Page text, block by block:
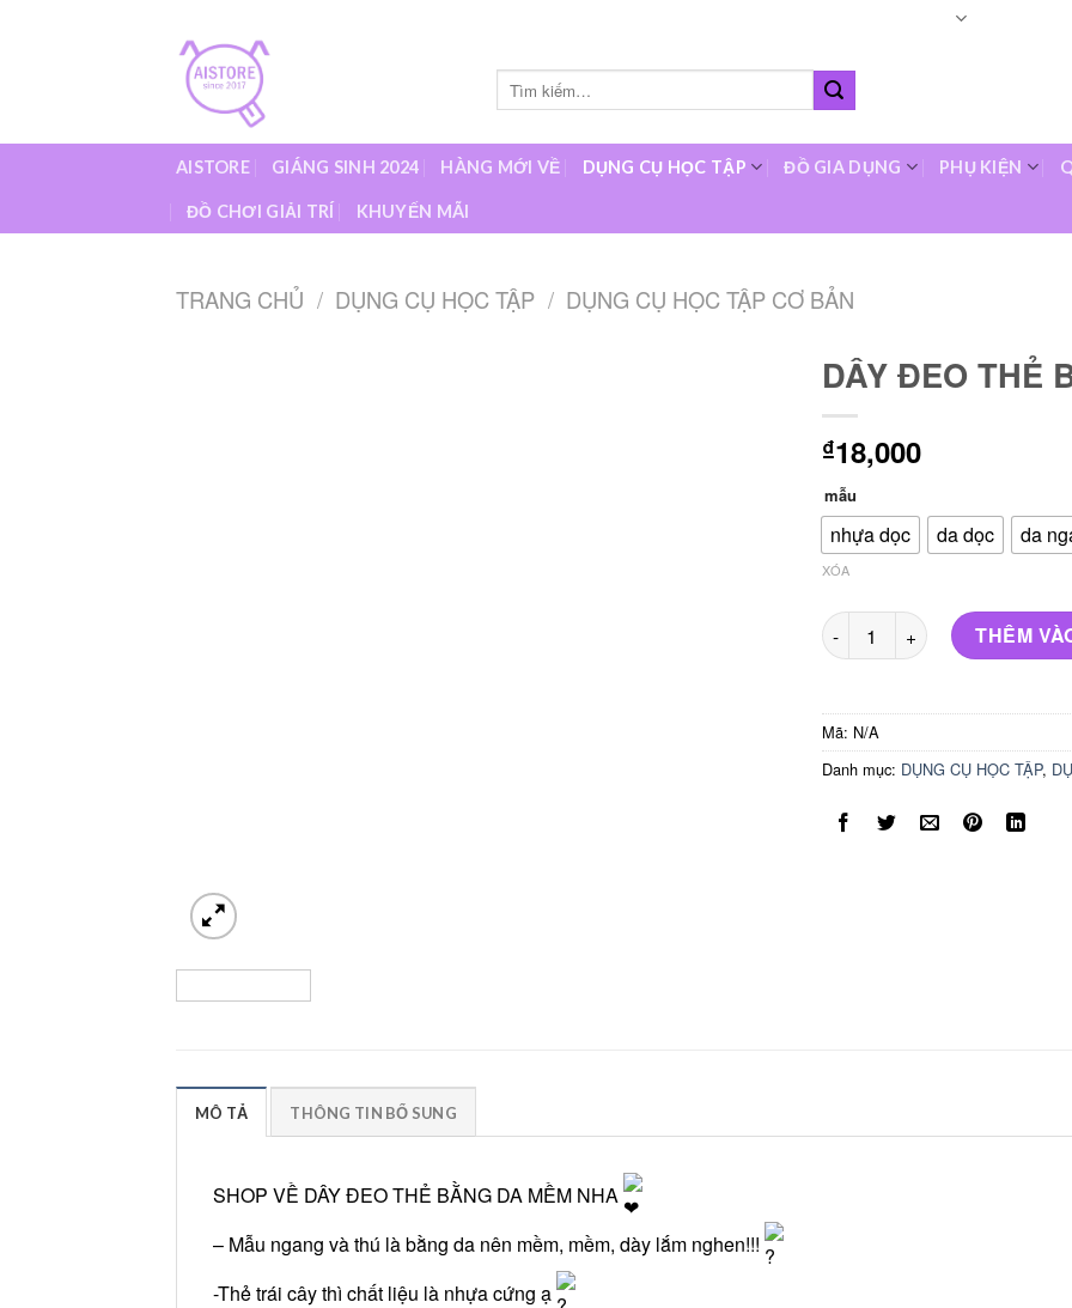
kiếm:
AISTORE GIÁNG SINH 2024 HÀNG MỚI VỀ DỤNG CỤ HỌC TẬP ĐỒ GIA DỤNG PHỤ KIỆN
ĐỒ CHƠI GIẢI TRÍ KHUYẾN MÃI
TRANG CHỦ / DỤNG CỤ HỌC TẬP / DỤNG CỤ HỌC TẬP CƠ BẢN
DÂY ĐEO THẺ
₫18,000
mẫu
nhựa dọc da dọc da
XÓA
DÂY ĐEO THẺ BẰNG DA
THÊM
Mã: N/A
Danh mục: DỤNG CỤ HỌC TẬP,
MÔ TẢ THÔNG TIN BỔ SUNG
SHOP VỀ DÂY ĐEO THẺ BẰNG DA MỀM NHA
– Mẫu ngang và thú là bằng da nên mềm, mềm, dày lắm nghen!!!
-Thẻ trái cây thì chất liệu là nhựa cứng ạ